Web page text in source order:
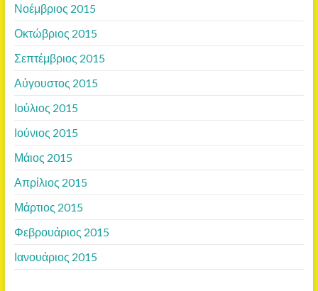
Νοέμβριος 2015
Οκτώβριος 2015
Σεπτέμβριος 2015
Αύγουστος 2015
Ιούλιος 2015
Ιούνιος 2015
Μάιος 2015
Απρίλιος 2015
Μάρτιος 2015
Φεβρουάριος 2015
Ιανουάριος 2015